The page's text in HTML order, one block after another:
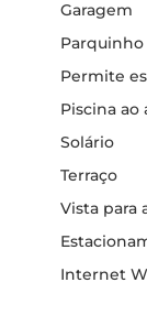
Garagem
Permite
Piscina
Solário
Terraço
Vista para
Internet